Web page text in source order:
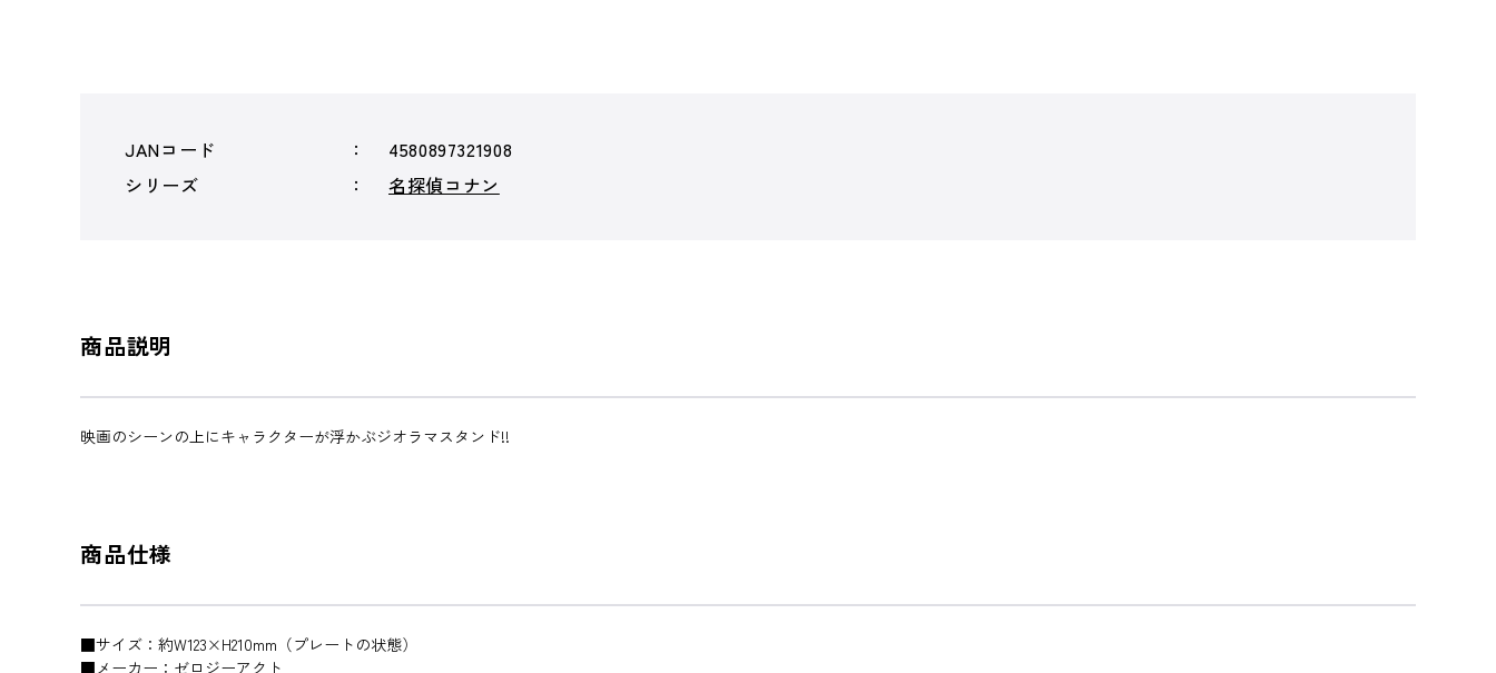
JANコード
4580897321908
シリーズ
名探偵コナン
商品説明
映画のシーンの上にキャラクターが浮かぶジオラマスタンド!!
商品仕様
■サイズ：約W123×H210mm（プレートの状態）
■メーカー：ゼロジーアクト